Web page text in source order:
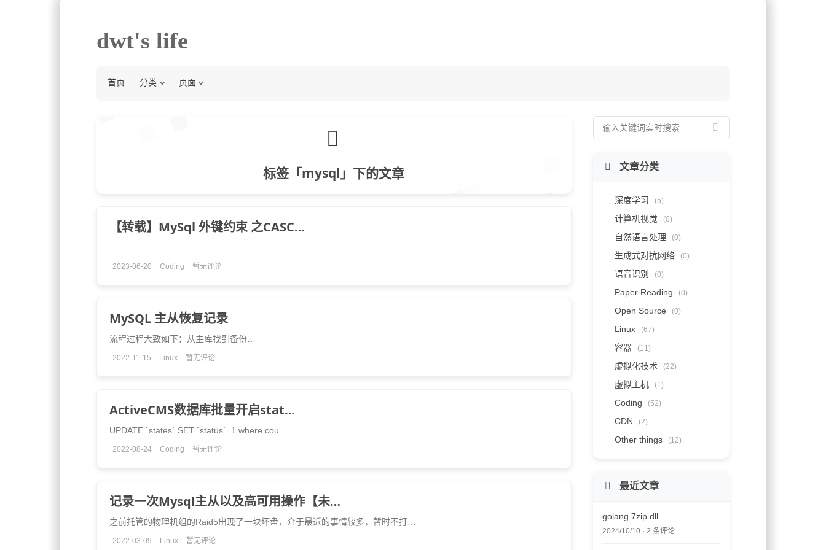
dwt's life
首页 分类 页面
标签「mysql」下的文章
【转载】MySql 外键约束 之CASC…
2023-06-20 Coding 暂无评论
MySQL 主从恢复记录
流程过程大致如下：从主库找到备份…
2022-11-15 Linux 暂无评论
ActiveCMS数据库批量开启stat…
UPDATE `states` SET `status`=1 where cou…
2022-08-24 Coding 暂无评论
记录一次Mysql主从以及高可用操作【未…
之前托管的物理机组的Raid5出现了一块坏盘，介于最近的事情较多，暂时不打…
2022-03-09 Linux 暂无评论
文章分类
深度学习 (5)
计算机视觉 (0)
自然语言处理 (0)
生成式对抗网络 (0)
语音识别 (0)
Paper Reading (0)
Open Source (0)
Linux (67)
容器 (11)
虚拟化技术 (22)
虚拟主机 (1)
Coding (52)
CDN (2)
Other things (12)
最近文章
golang 7zip dll
2024/10/10 · 2 条评论